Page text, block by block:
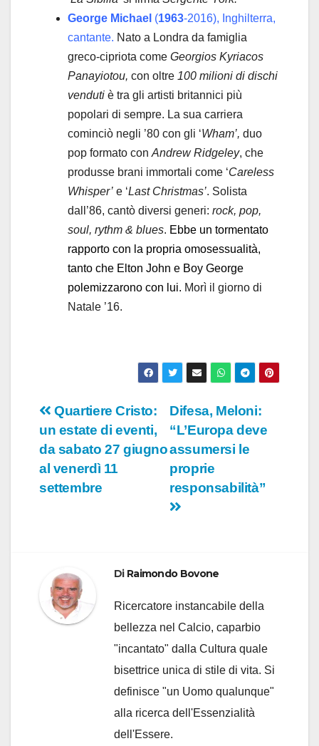
George Michael (1963-2016), Inghilterra,
cantante. Nato a Londra da famiglia
greco-cipriota come Georgios Kyriacos
Panayiotou, con oltre 100 milioni di dischi
venduti è tra gli artisti britannici più
popolari di sempre. La sua carriera
cominciò negli ’80 con gli ‘Wham’, duo
pop formato con Andrew Ridgeley, che
produsse brani immortali come ‘Careless
Whisper’ e ‘Last Christmas’. Solista
dall’86, cantò diversi generi: rock, pop,
soul, rythm & blues. Ebbe un tormentato
rapporto con la propria omosessualità,
tanto che Elton John e Boy George
polemizzarono con lui. Morì il giorno di
Natale ’16.
Navigazione
articoli
Difesa, Meloni:
“L’Europa deve
assumersi le
proprie
responsabilità”
Quartiere Cristo:
un estate di eventi,
da sabato 27 giugno
al venerdì 11
settembre
Di Raimondo Bovone
Ricercatore instancabile della
bellezza nel Calcio, caparbio
"incantato" dalla Cultura quale
bisettrice unica di stile di vita. Si
definisce "un Uomo qualunque"
alla ricerca dell'Essenzialità
dell'Essere.